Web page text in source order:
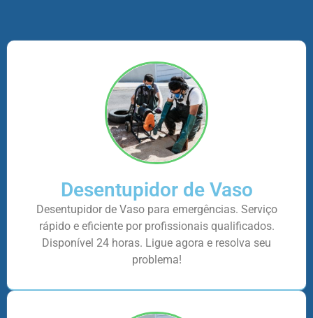
Desentupidor de Vaso
Desentupidor de Vaso para emergências. Serviço
rápido e eficiente por profissionais qualificados.
Disponível 24 horas. Ligue agora e resolva seu
problema!